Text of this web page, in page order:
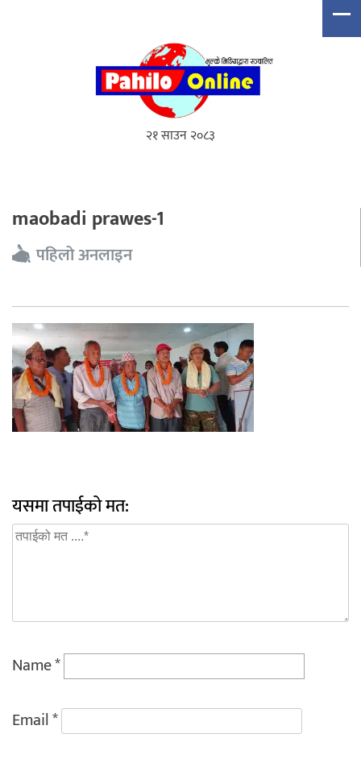
२१ साउन २०८३
maobadi prawes-1
पहिलो अनलाइन
यसमा तपाईको मत:
Name*
Email*